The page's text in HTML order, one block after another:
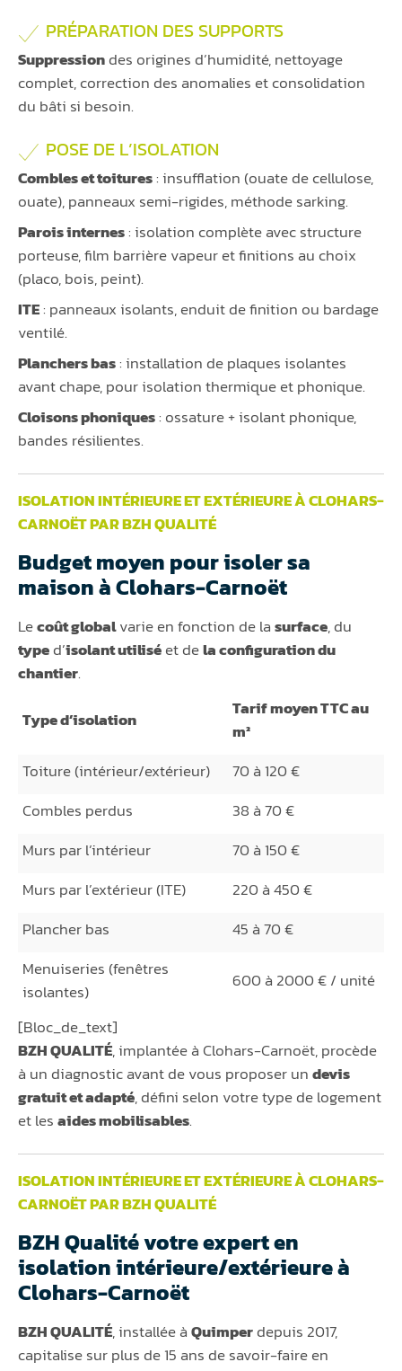
PRÉPARATION DES SUPPORTS
Suppressiondes origines d’humidité, nettoyage
complet, correction des anomalies et consolidation
du bâti si besoin.
POSE DE L’ISOLATION
Combles et toitures: insufflation (ouate de cellulose,
ouate), panneaux semi-rigides, méthode sarking.
Parois internes: isolation complète avec structure
porteuse, film barrière vapeur et finitions au choix
(placo, bois, peint).
ITE: panneaux isolants, enduit de finition ou bardage
ventilé.
Planchers bas: installation de plaques isolantes
avant chape, pour isolation thermique et phonique.
Cloisons phoniques: ossature + isolant phonique,
bandes résilientes.
ISOLATION INTÉRIEURE ET EXTÉRIEURE À CLOHARS-
CARNOËT PAR BZH QUALITÉ
Budget moyen pour isoler sa
maison à Clohars-Carnoët
Lecoût globalvarie en fonction de lasurface, du
typed’isolant utiliséet dela configuration du
chantier.
Type d’isolation
Tarif moyen TTC au
m²
Toiture (intérieur/extérieur)
70 à 120 €
Combles perdus
38 à 70 €
Murs par l’intérieur
70 à 150 €
Murs par l’extérieur (ITE)
220 à 450 €
Plancher bas
45 à 70 €
Menuiseries (fenêtres
isolantes)
600 à 2000 € / unité
[Bloc_de_text]
BZH QUALITÉ, implantée à Clohars-Carnoët, procède
à un diagnostic avant de vous proposer undevis
gratuit et adapté, défini selon votre type de logement
et lesaides mobilisables.
ISOLATION INTÉRIEURE ET EXTÉRIEURE À CLOHARS-
CARNOËT PAR BZH QUALITÉ
BZH Qualité votre expert en
isolation intérieure/extérieure à
Clohars-Carnoët
BZH QUALITÉ, installée àQuimperdepuis 2017,
capitalise sur plus de 15 ans de savoir-faire en